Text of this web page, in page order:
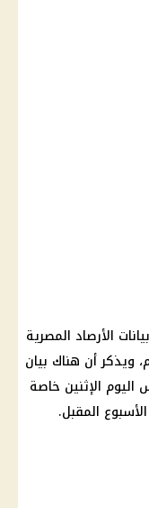
الأرصاد المصرية
ويذكر أن هناك بيان
الإثنين خاصة
المقبل.